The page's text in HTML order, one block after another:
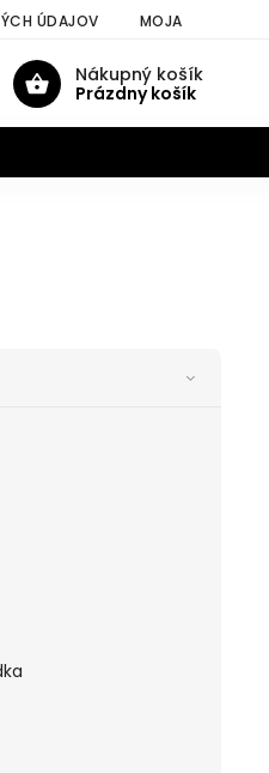
ÚDAJOV MOJA
Nákupný košík
Prázdny košík